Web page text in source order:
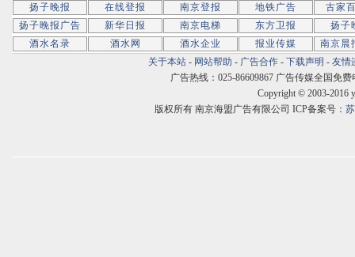
扬子晚报
在线登报 南京登报 地铁广告
古家
扬子晚报广告
新华日报 南京电梯 东方卫报
扬子
酒水名录
酒水网 酒水企业 报业传媒
南京晨
关于本站 - 网站帮助 - 广告合作 - 下载声明 - 友情
广告热线：025-86609867 广告传媒全国免费
Copyright © 2003-2016
版权所有 南京海盟广告有限公司 ICP备案号：